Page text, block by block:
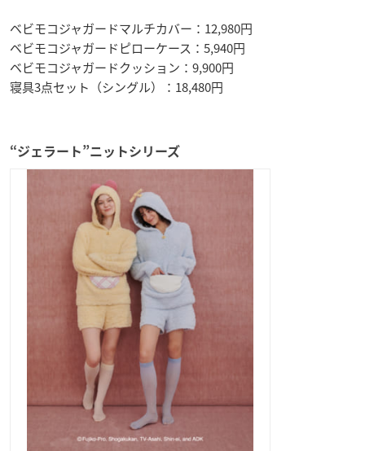
ベビモコジャガードマルチカバー：12,980円
ベビモコジャガードピローケース：5,940円
ベビモコジャガードクッション：9,900円
寝具3点セット（シングル）：18,480円
“ジェラート”ニットシリーズ